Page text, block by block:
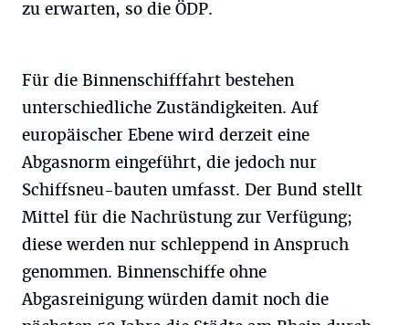
zu erwarten, so die ÖDP.
Für die Binnenschifffahrt bestehen
unterschiedliche Zuständigkeiten. Auf
europäischer Ebene wird derzeit eine
Abgasnorm eingeführt, die jedoch nur
Schiffsneu-bauten umfasst. Der Bund stellt
Mittel für die Nachrüstung zur Verfügung;
diese werden nur schleppend in Anspruch
genommen. Binnenschiffe ohne
Abgasreinigung würden damit noch die